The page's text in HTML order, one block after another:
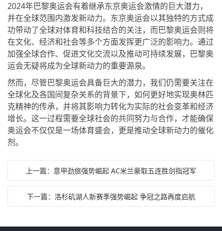
2024年巴黎奥运会有着继承东京奥运会激情的巨大潜力，
并在全球范围内激发新动力。东京奥运会以其独特的方式成
功带动了全球对体育和科技结合的关注，而巴黎奥运会则将
在文化、经济和社会等多个方面发挥更广泛的影响力。通过
加强全球合作、促进文化交流以及推动可持续发展，巴黎奥
运会无疑将成为全球新动力的重要源泉。
然而，尽管巴黎奥运会具备巨大的潜力，我们仍需要关注在
全球化及各国间复杂关系的背景下，如何更好地实现奥林匹
克精神的传承，并将其影响力转化为实际的社会变革和经济
增长。这一过程需要全球社会的共同努力与合作，才能确保
奥运会不仅仅是一场体育盛会，更是推动全球新动力的催化
剂。
上一篇：意甲劲旅强势崛起 AC米兰豪取五连胜剑指冠军
下一篇：洛杉矶湖人新赛季强势崛起 争冠之路再度启航